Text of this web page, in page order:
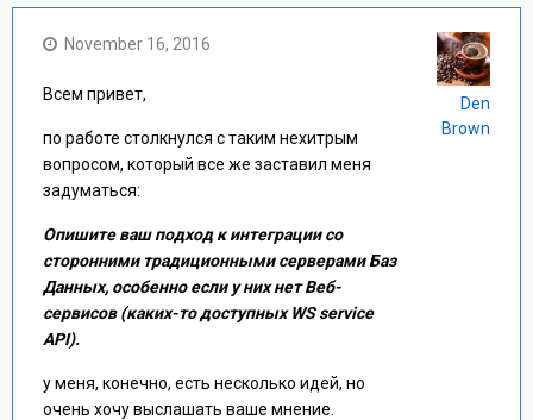
November 16, 2016
Всем привет,
по работе столкнулся с таким нехитрым
вопросом, который все же заставил меня
задуматься:
Опишите ваш подход к интеграции со
сторонними традиционными серверами Баз
Данных, особенно если у них нет Веб-
сервисов (каких-то доступных WS service
API).
у меня, конечно, есть несколько идей, но
очень хочу выслашать ваше мнение.
Den
Brown